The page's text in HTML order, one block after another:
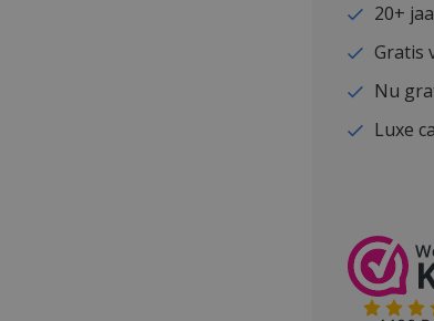
20+
Gratis
Nu
Luxe